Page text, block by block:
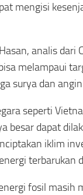
mengisi
analis dari
melampaui
surya dan
seperti
besar dapat
iklim
terbarukan
fosil masih